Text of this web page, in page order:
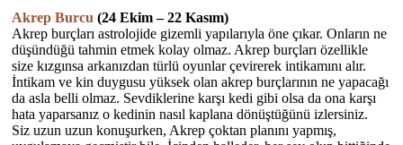
Akrep Burcu (24 Ekim – 22 Kasım)
Akrep burçları astrolojide gizemli yapılarıyla öne çıkar. Onların ne
düşündüğü tahmin etmek kolay olmaz. Akrep burçları özellikle
size kızgınsa arkanızdan türlü oyunlar çevirerek intikamını alır.
İntikam ve kin duygusu yüksek olan akrep burçlarının ne yapacağı
da asla belli olmaz. Sevdiklerine karşı kedi gibi olsa da ona karşı
hata yaparsanız o kedinin nasıl kaplana dönüştüğünü izlersiniz.
Siz uzun uzun konuşurken, Akrep çoktan planını yapmış,